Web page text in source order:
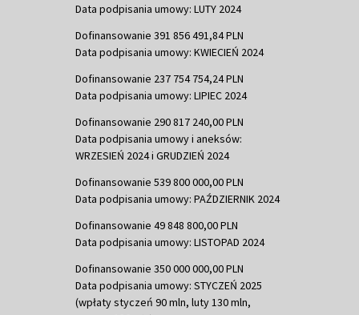
Data podpisania umowy: LUTY 2024
Dofinansowanie 391 856 491,84 PLN
Data podpisania umowy: KWIECIEŃ 2024
Dofinansowanie 237 754 754,24 PLN
Data podpisania umowy: LIPIEC 2024
Dofinansowanie 290 817 240,00 PLN
Data podpisania umowy i aneksów:
WRZESIEŃ 2024 i GRUDZIEŃ 2024
Dofinansowanie 539 800 000,00 PLN
Data podpisania umowy: PAŹDZIERNIK 2024
Dofinansowanie 49 848 800,00 PLN
Data podpisania umowy: LISTOPAD 2024
Dofinansowanie 350 000 000,00 PLN
Data podpisania umowy: STYCZEŃ 2025
(wpłaty styczeń 90 mln, luty 130 mln,